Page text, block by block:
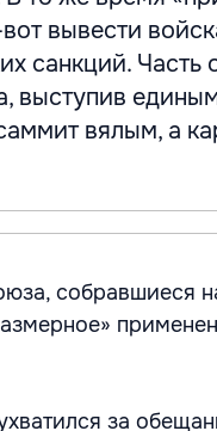
вывести
санкций. Часть
выступив
вялым, а
собравшиеся
за